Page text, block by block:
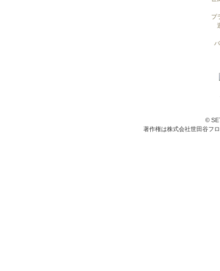
プ
©
著作権は株式会社世田谷フ